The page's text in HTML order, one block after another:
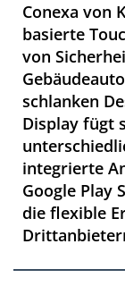
Conexa von
basierte
von
schlanken
Display fügt
integrierte
Google Play
die flexible